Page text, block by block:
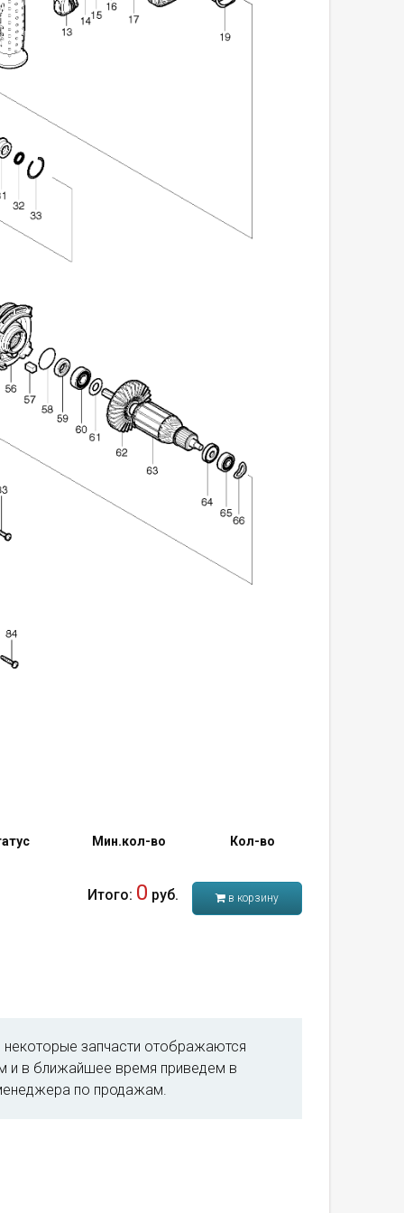
Мин.кол-во Кол-во
в корзину
Итого: 0 руб.
некоторые запчасти отображаются
и в ближайшее время приведем в
по продажам.